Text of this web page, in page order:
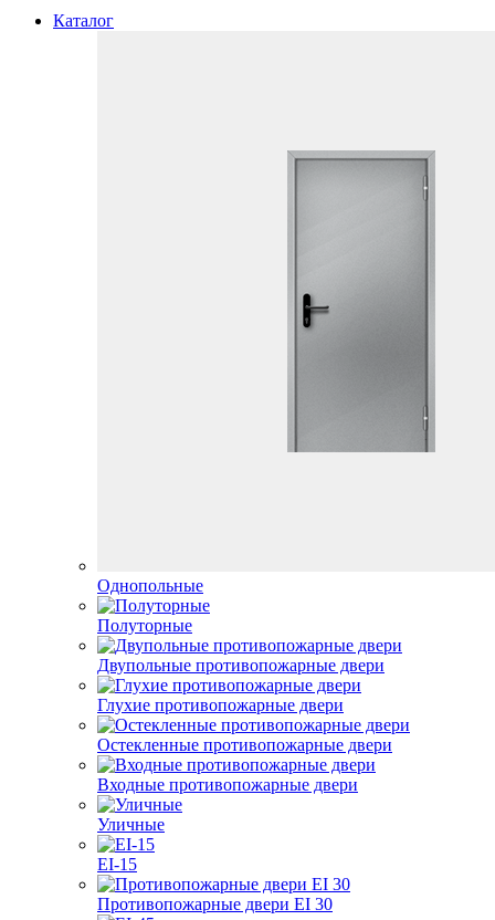
Каталог
Однопольные
Полуторные
Двупольные противопожарные двери
Глухие противопожарные двери
Остекленные противопожарные двери
Входные противопожарные двери
Уличные
EI-15
Противопожарные двери EI 30